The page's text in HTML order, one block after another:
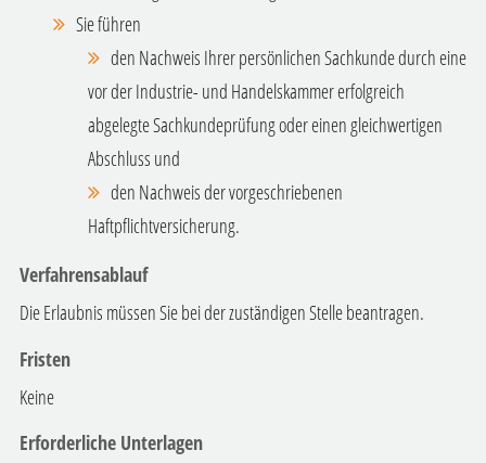
Sie führen
den Nachweis Ihrer persönlichen Sachkunde durch eine
vor der Industrie- und Handelskammer erfolgreich
abgelegte Sachkundeprüfung oder einen gleichwertigen
Abschluss und
den Nachweis der vorgeschriebenen
Haftpflichtversicherung.
Verfahrensablauf
Die Erlaubnis müssen Sie bei der zuständigen Stelle beantragen.
Fristen
Keine
Erforderliche Unterlagen